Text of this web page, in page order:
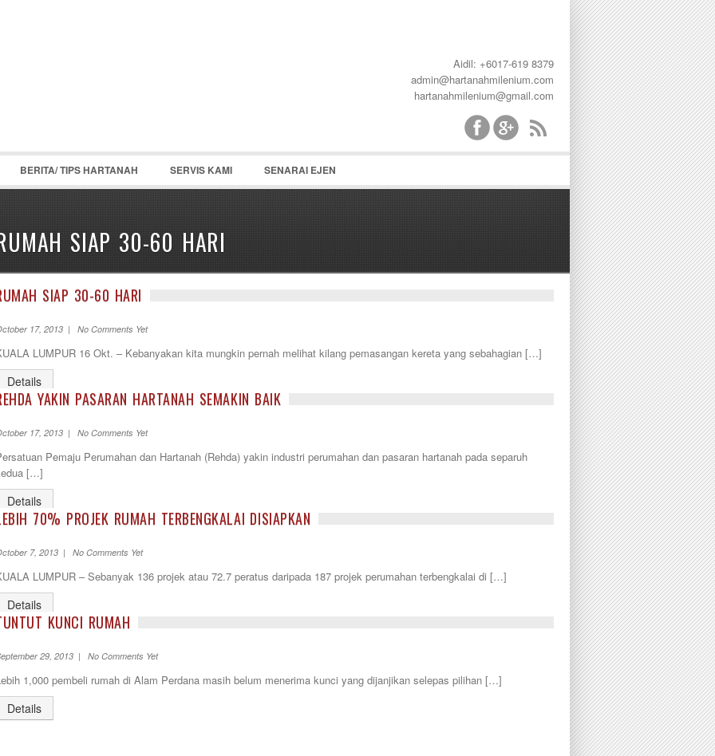
Aidil: +6017-619 8379
admin@hartanahmilenium.com
hartanahmilenium@gmail.com
BERITA/ TIPS HARTANAH SERVIS KAMI SENARAI EJEN
SIAP 30-60 HARI
SIAP 30-60 HARI
17, 2013 | No Comments Yet
LUMPUR 16 Okt. – Kebanyakan kita mungkin pernah melihat kilang pemasangan kereta yang sebahagian […]
Details
YAKIN PASARAN HARTANAH SEMAKIN BAIK
17, 2013 | No Comments Yet
Pemaju Perumahan dan Hartanah (Rehda) yakin industri perumahan dan pasaran hartanah pada separuh
[…]
Details
70% PROJEK RUMAH TERBENGKALAI DISIAPKAN
7, 2013 | No Comments Yet
LUMPUR – Sebanyak 136 projek atau 72.7 peratus daripada 187 projek perumahan terbengkalai di […]
Details
KUNCI RUMAH
29, 2013 | No Comments Yet
1,000 pembeli rumah di Alam Perdana masih belum menerima kunci yang dijanjikan selepas pilihan […]
Details